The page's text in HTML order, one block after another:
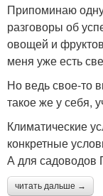
Припоминаю
разговоры об
овощей и
меня уже есть
Но ведь свое-то
такое же у себя,
Климатические
конкретные
А для садоводов
читать дальше →